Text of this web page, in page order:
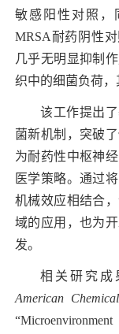
敏感阳性对照，
MRSA 耐药阴性
几乎无明显抑制
织中的细菌负荷，
该工作提出
菌新机制，突破
为耐药性中枢神
医学策略。通过
机械效应相结合
域的应用，也为
发。
相关研究成
American
“